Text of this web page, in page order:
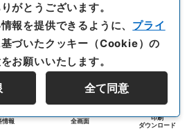
情報 全画面
印刷
ダウンロード
がとうございます。
報を提供できるように、 プライ
基づいたクッキー（Cookie）の
お願いいたします。
全て同意